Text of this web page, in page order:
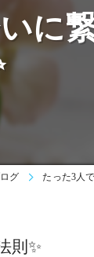
に
グ たった3人
則✨